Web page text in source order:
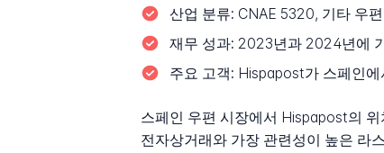
산업 분류: CNAE 5320, 기타 우
재무 성과: 2023년과 2024년에
주요 고객: Hispapost가 스페인
스페인 우편 시장에서 Hispapost의
전자상거래와 가장 관련성이 높은 라